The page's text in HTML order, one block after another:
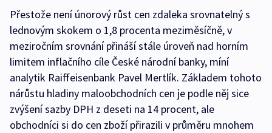
Přestože není únorový růst cen zdaleka srovnatelný s
lednovým skokem o 1,8 procenta meziměsíčně, v
meziročním srovnání přináší stále úroveň nad horním
limitem inflačního cíle České národní banky, míní
analytik Raiffeisenbank Pavel Mertlík. Základem tohoto
nárůstu hladiny maloobchodních cen je podle něj sice
zvýšení sazby DPH z deseti na 14 procent, ale
obchodníci si do cen zboží přirazili v průměru mnohem